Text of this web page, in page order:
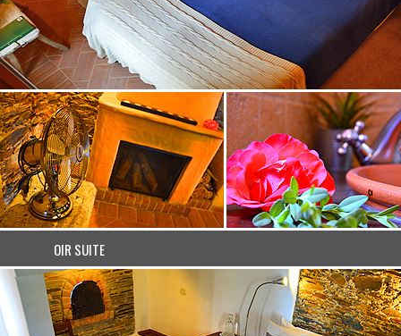
OIR SUITE